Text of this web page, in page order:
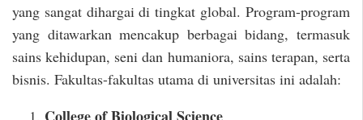
yang sangat dihargai di tingkat global. Program-program
yang ditawarkan mencakup berbagai bidang, termasuk
sains kehidupan, seni dan humaniora, sains terapan, serta
bisnis. Fakultas-fakultas utama di universitas ini adalah: